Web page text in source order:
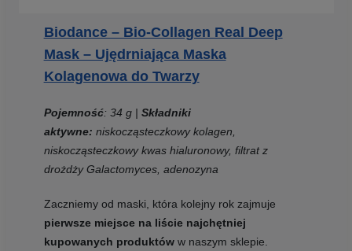
Biodance – Bio-Collagen Real Deep
Mask – Ujędrniająca Maska
Kolagenowa do Twarzy
Pojemność: 34 g | Składniki
aktywne: niskocząsteczkowy kolagen,
niskocząsteczkowy kwas hialuronowy, filtrat z
drożdży Galactomyces, adenozyna
Zaczniemy od maski, która kolejny rok zajmuje
pierwsze miejsce na liście najchętniej
kupowanych produktów w naszym sklepie.